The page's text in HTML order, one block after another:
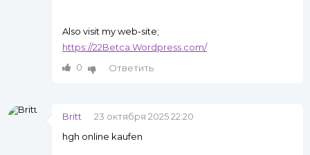
Also visit my web-site;
https://22Betca.Wordpress.com/
0
Ответить
Britt
23 октября 2025 22:20
hgh online kaufen